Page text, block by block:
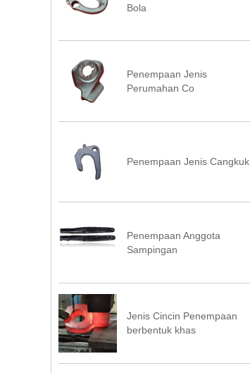
Bola
Penempaan Jenis
Perumahan Co
Penempaan Jenis Cangkuk
Penempaan Anggota
Sampingan
Jenis Cincin Penempaan
berbentuk khas